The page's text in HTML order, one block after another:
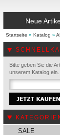
Neue
Startseite » Katalog »
Bitte geben Sie die
unserem Katalog ein.
SALE